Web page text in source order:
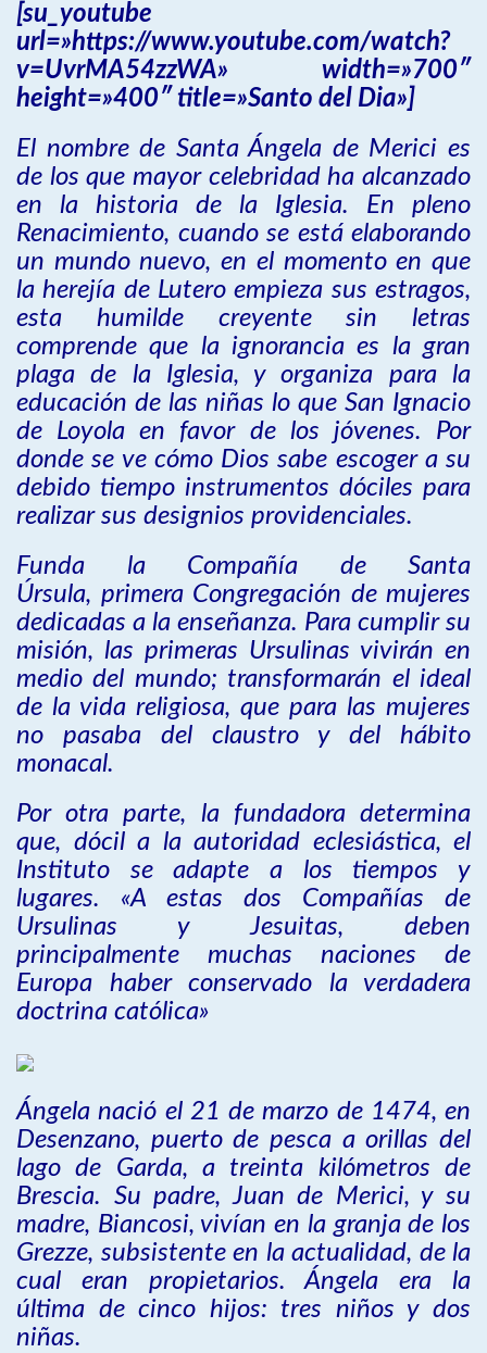
[su_youtube
url=»https://www.youtube.com/watch?
v=UvrMA54zzWA» width=»700″
height=»400″ title=»Santo del Dia»]
El nombre de Santa Ángela de Merici es
de los que mayor celebridad ha alcanzado
en la historia de la Iglesia. En pleno
Renacimiento, cuando se está elaborando
un mundo nuevo, en el momento en que
la herejía de Lutero empieza sus estragos,
esta humilde creyente sin letras
comprende que la ignorancia es la gran
plaga de la Iglesia, y organiza para la
educación de las niñas lo que San Ignacio
de Loyola en favor de los jóvenes. Por
donde se ve cómo Dios sabe escoger a su
debido tiempo instrumentos dóciles para
realizar sus designios providenciales.
Funda la Compañía de Santa
Úrsula, primera Congregación de mujeres
dedicadas a la enseñanza. Para cumplir su
misión, las primeras Ursulinas vivirán en
medio del mundo; transformarán el ideal
de la vida religiosa, que para las mujeres
no pasaba del claustro y del hábito
monacal.
Por otra parte, la fundadora determina
que, dócil a la autoridad eclesiástica, el
Instituto se adapte a los tiempos y
lugares. «A estas dos Compañías de
Ursulinas y Jesuitas, deben
principalmente muchas naciones de
Europa haber conservado la verdadera
doctrina católica»
Ángela nació el 21 de marzo de 1474, en
Desenzano, puerto de pesca a orillas del
lago de Garda, a treinta kilómetros de
Brescia. Su padre, Juan de Merici, y su
madre, Biancosi, vivían en la granja de los
Grezze, subsistente en la actualidad, de la
cual eran propietarios. Ángela era la
última de cinco hijos: tres niños y dos
niñas.